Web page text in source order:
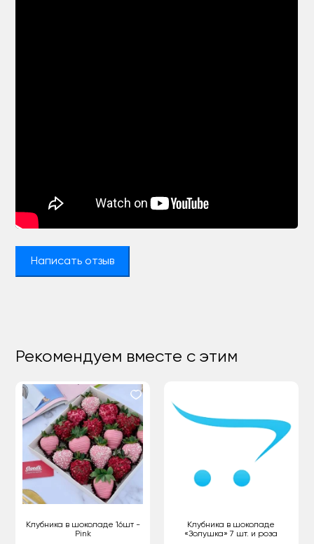
Написать отзыв
Рекомендуем вместе с этим
Клубника в шоколаде 16шт -
Pink
Клубника в шоколаде
«Золушка» 7 шт. и роза